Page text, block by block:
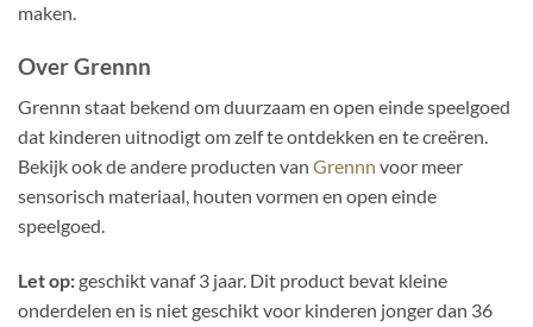
maken.
Over Grennn
Grennn staat bekend om duurzaam en open einde speelgoed
dat kinderen uitnodigt om zelf te ontdekken en te creëren.
Bekijk ook de andere producten van Grennn voor meer
sensorisch materiaal, houten vormen en open einde
speelgoed.
Let op:geschikt vanaf 3 jaar. Dit product bevat kleine
onderdelen en is niet geschikt voor kinderen jonger dan 36